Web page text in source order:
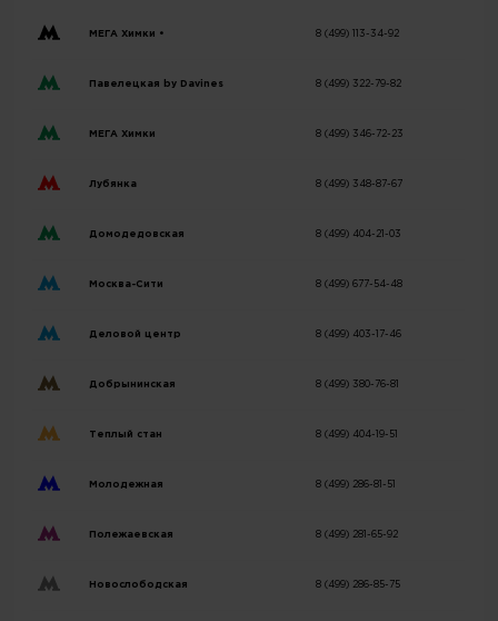
МЕГА Химки • 8 (499) 113-34-92
Павелецкая by Davines 8 (499) 322-79-82
МЕГА Химки 8 (499) 346-72-23
Лубянка 8 (499) 348-87-67
Домодедовская 8 (499) 404-21-03
Москва-Сити 8 (499) 677-54-48
Деловой центр 8 (499) 403-17-46
Добрынинская 8 (499) 380-76-81
Теплый стан 8 (499) 404-19-51
Молодежная 8 (499) 286-81-51
Полежаевская 8 (499) 281-65-92
Новослободская 8 (499) 286-85-75